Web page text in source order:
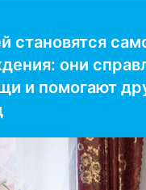
становятся
они
и помогают